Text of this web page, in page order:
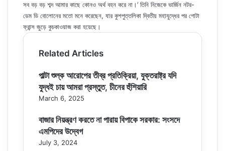
সব বড় বড় শব্দ আমার কাছে কোনও অর্থ বহন করে না।’ তিনি নিজেকে ভার্জিন নটর-
ডেম ডি বোলোনের মতো মনে করেছেন, যার কুশপুত্তলিকা দ্বিতীয় মহাযুদ্ধের পর গোটা
ফ্রান্স জুড়ে কুচকাওয়াজ করা হয়েছে।
Related Articles
পাল্টা শুল্ক আরোপের তীব্র প্রতিক্রিয়া, যুক্তরাষ্ট্র যদি
যুদ্ধই চায় আমরা প্রস্তুত, চীনের হুঁশিয়ারি
March 6, 2025
বাজার নিয়ন্ত্রণ করতে না পারায় বিপাকে সরকার: সংসদে
এমপিদের উদ্বেগ
July 3, 2024